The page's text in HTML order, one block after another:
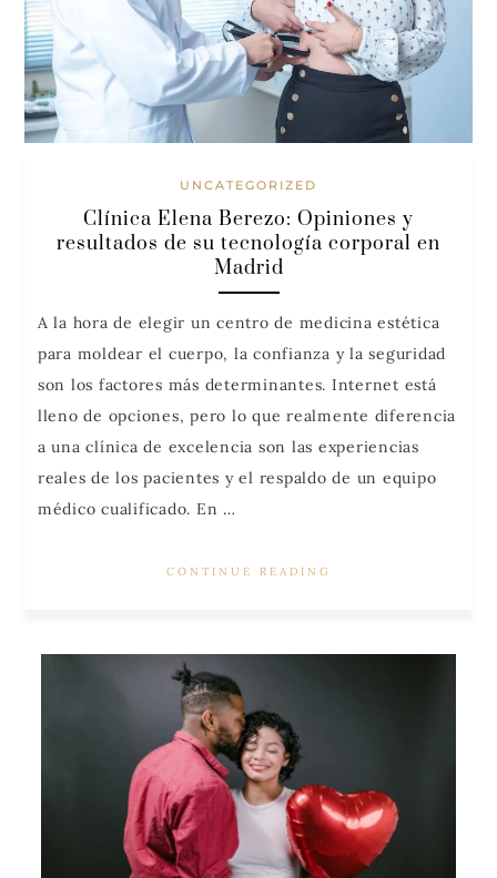
UNCATEGORIZED
Clínica Elena Berezo: Opiniones y
resultados de su tecnología corporal en
Madrid
A la hora de elegir un centro de medicina estética
para moldear el cuerpo, la confianza y la seguridad
son los factores más determinantes. Internet está
lleno de opciones, pero lo que realmente diferencia
a una clínica de excelencia son las experiencias
reales de los pacientes y el respaldo de un equipo
médico cualificado. En …
CONTINUE READING